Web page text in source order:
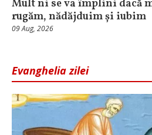
Mult ni se va împlini dacă
rugăm, nădăjduim și iubim
09 Aug, 2026
Evanghelia zilei